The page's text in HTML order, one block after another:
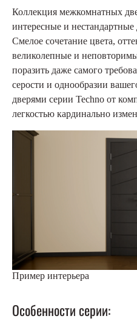
Коллекция межкомнатных
интересные и
Смелое сочетание цвета,
великолепные и
поразить даже самого
серости и однообразии
дверями серии Techno от
легкостью кардинально
Пример интерьера
Особенности серии: